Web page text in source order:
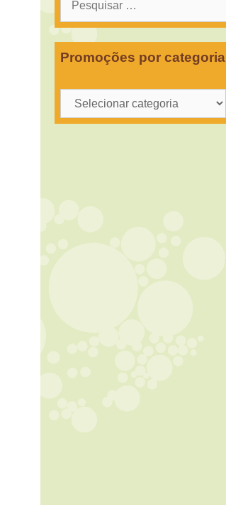
Promoções por categoria
Promoções
por